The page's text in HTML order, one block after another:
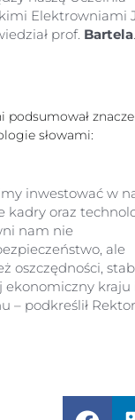
Elektrowniami
prof. Bartela
podsumował
słowami:
inwestować w
kadry oraz
nam nie
ale
oszczędności,
ekonomiczny kraju
– podkreślił